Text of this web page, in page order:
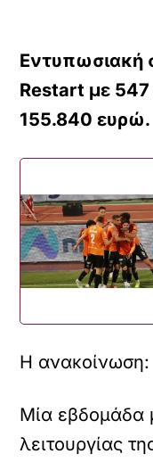
Εντυπωσιακή
Restart με 547
155.840 ευρώ.
Η ανακοίνωση:
Μία εβδομάδα
λειτουργίας